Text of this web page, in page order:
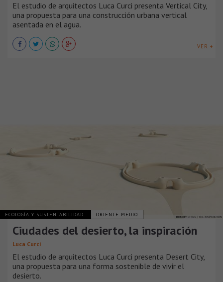
El estudio de arquitectos Luca Curci presenta Vertical City,
una propuesta para una construcción urbana vertical
asentada en el agua.
VER +
ECOLOGÍA Y SUSTENTABILIDAD ORIENTE MEDIO
Ciudades del desierto, la inspiración
Luca Curci
El estudio de arquitectos Luca Curci presenta Desert City,
una propuesta para una forma sostenible de vivir el
desierto.